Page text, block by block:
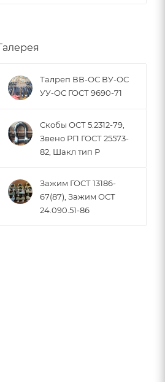
Талреп ВВ-ОС ВУ-ОС
УУ-ОС ГОСТ 9690-71
Скобы ОСТ 5.2312-79,
Звено РП ГОСТ 25573-
82, Шакл тип Р
Зажим ГОСТ 13186-
67(87), Зажим ОСТ
24.090.51-86